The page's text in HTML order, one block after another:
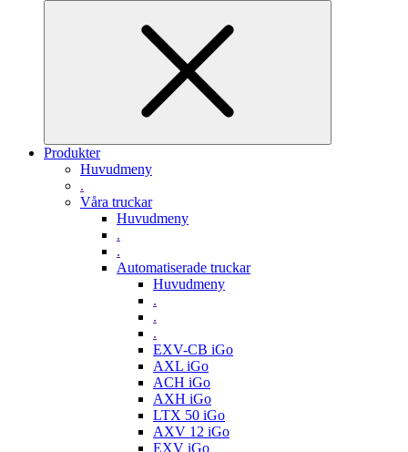
Produkter
Huvudmeny
.
Våra truckar
Huvudmeny
.
.
Automatiserade truckar
Huvudmeny
.
.
.
EXV-CB iGo
AXL iGo
ACH iGo
AXH iGo
LTX 50 iGo
AXV 12 iGo
EXV iGo